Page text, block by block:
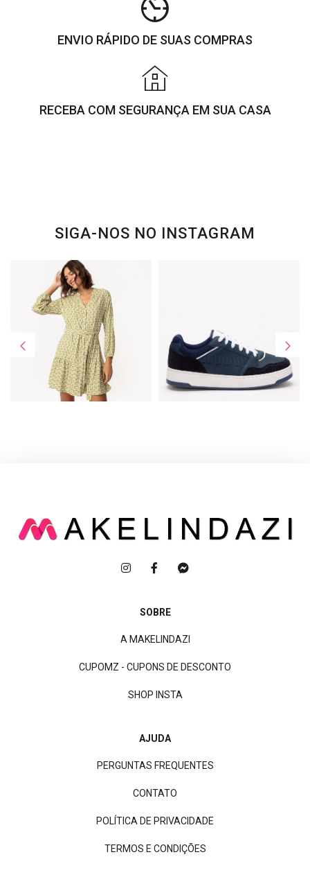
ENVIO RÁPIDO DE SUAS COMPRAS
RECEBA COM SEGURANÇA EM SUA CASA
SIGA-NOS NO INSTAGRAM
SOBRE
A MAKELINDAZI
CUPOMZ - CUPONS DE DESCONTO
SHOP INSTA
AJUDA
PERGUNTAS FREQUENTES
CONTATO
POLÍTICA DE PRIVACIDADE
TERMOS E CONDIÇÕES